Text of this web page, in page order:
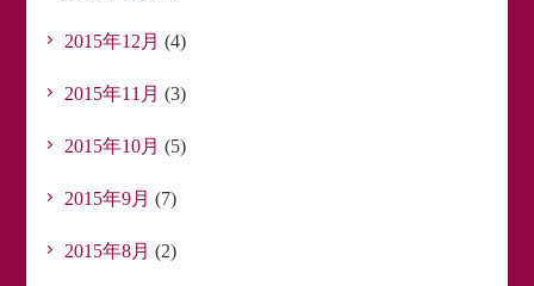
2015年12月 (4)
2015年11月 (3)
2015年10月 (5)
2015年9月 (7)
2015年8月 (2)